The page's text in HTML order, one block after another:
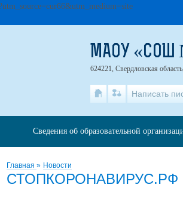
Главная » Новости
СТОПКОРОНАВИРУС.РФ
МАОУ «СОШ
624221, Свердловская
Написать
Сведения об образовательной